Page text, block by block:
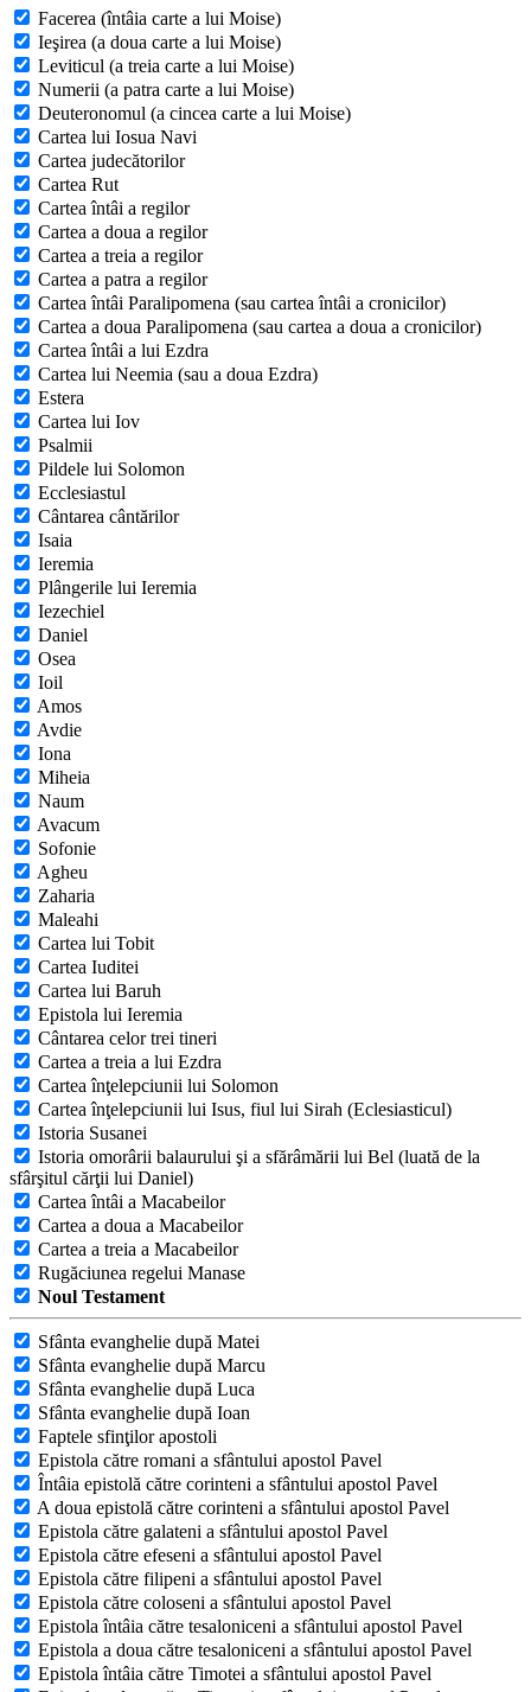
Facerea (întâia carte a lui Moise)
Ieşirea (a doua carte a lui Moise)
Leviticul (a treia carte a lui Moise)
Numerii (a patra carte a lui Moise)
Deuteronomul (a cincea carte a lui Moise)
Cartea lui Iosua Navi
Cartea judecătorilor
Cartea Rut
Cartea întâi a regilor
Cartea a doua a regilor
Cartea a treia a regilor
Cartea a patra a regilor
Cartea întâi Paralipomena (sau cartea întâi a cronicilor)
Cartea a doua Paralipomena (sau cartea a doua a cronicilor)
Cartea întâi a lui Ezdra
Cartea lui Neemia (sau a doua Ezdra)
Estera
Cartea lui Iov
Psalmii
Pildele lui Solomon
Ecclesiastul
Cântarea cântărilor
Isaia
Ieremia
Plângerile lui Ieremia
Iezechiel
Daniel
Osea
Ioil
Amos
Avdie
Iona
Miheia
Naum
Avacum
Sofonie
Agheu
Zaharia
Maleahi
Cartea lui Tobit
Cartea Iuditei
Cartea lui Baruh
Epistola lui Ieremia
Cântarea celor trei tineri
Cartea a treia a lui Ezdra
Cartea înţelepciunii lui Solomon
Cartea înţelepciunii lui Isus, fiul lui Sirah (Eclesiasticul)
Istoria Susanei
Istoria omorârii balaurului şi a sfărâmării lui Bel (luată de la
sfârşitul cărţii lui Daniel)
Cartea întâi a Macabeilor
Cartea a doua a Macabeilor
Cartea a treia a Macabeilor
Rugăciunea regelui Manase
Noul Testament
Sfânta evanghelie după Matei
Sfânta evanghelie după Marcu
Sfânta evanghelie după Luca
Sfânta evanghelie după Ioan
Faptele sfinţilor apostoli
Epistola către romani a sfântului apostol Pavel
Întâia epistolă către corinteni a sfântului apostol Pavel
A doua epistolă către corinteni a sfântului apostol Pavel
Epistola către galateni a sfântului apostol Pavel
Epistola către efeseni a sfântului apostol Pavel
Epistola către filipeni a sfântului apostol Pavel
Epistola către coloseni a sfântului apostol Pavel
Epistola întâia către tesaloniceni a sfântului apostol Pavel
Epistola a doua către tesaloniceni a sfântului apostol Pavel
Epistola întâia către Timotei a sfântului apostol Pavel